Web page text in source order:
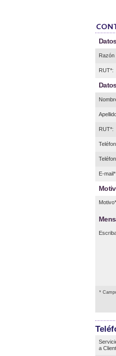
Razón
RUT*:
RUT*:
E-
*
a